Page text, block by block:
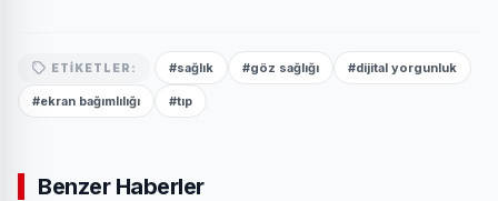
ETIKETLER: #sağlık #göz sağlığı #dijital yorgunluk
#ekran bağımlılığı #tıp
Benzer Haberler